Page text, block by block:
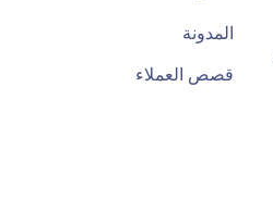
المدونة
قصص العملاء